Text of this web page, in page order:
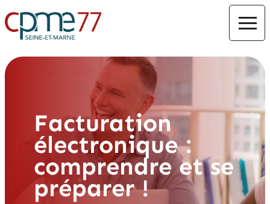
Facturation
électronique :
comprendre et se
préparer !